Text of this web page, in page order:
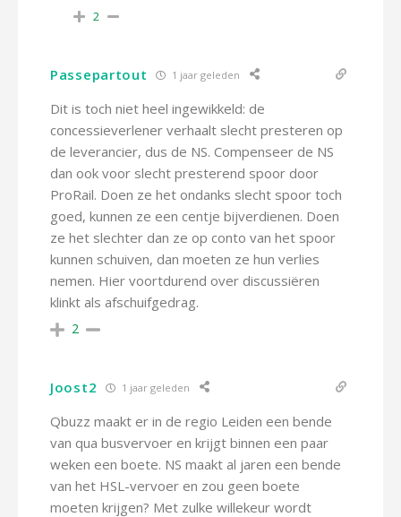
2
Passepartout 1 jaar geleden
Dit is toch niet heel ingewikkeld: de
concessieverlener verhaalt slecht presteren op
de leverancier, dus de NS. Compenseer de NS
dan ook voor slecht presterend spoor door
ProRail. Doen ze het ondanks slecht spoor toch
goed, kunnen ze een centje bijverdienen. Doen
ze het slechter dan ze op conto van het spoor
kunnen schuiven, dan moeten ze hun verlies
nemen. Hier voortdurend over discussiëren
klinkt als afschuifgedrag.
2
Joost2 1 jaar geleden
Qbuzz maakt er in de regio Leiden een bende
van qua busvervoer en krijgt binnen een paar
weken een boete. NS maakt al jaren een bende
van het HSL-vervoer en zou geen boete
moeten krijgen? Met zulke willekeur wordt